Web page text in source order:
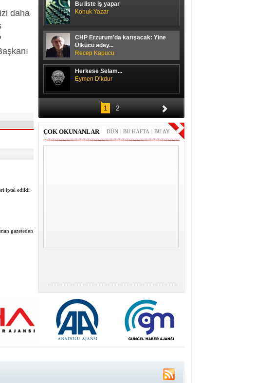
daha
iptal edildi
gazeteden
Bu liste iş yapar
Konuk Yazar
CHP Erzurum'da karışacak: Yine
Ülkücü aday...
Recep Kapucu
Herkese Selam...
Eymen Dikdur
Durmuş Duran
1 2
ÇOK OKUNANLAR BU AY
|
BU HAFTA
|
DÜN